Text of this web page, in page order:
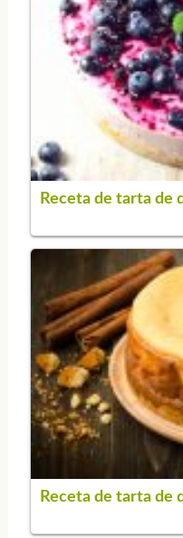
Receta de tarta de
Receta de tarta de